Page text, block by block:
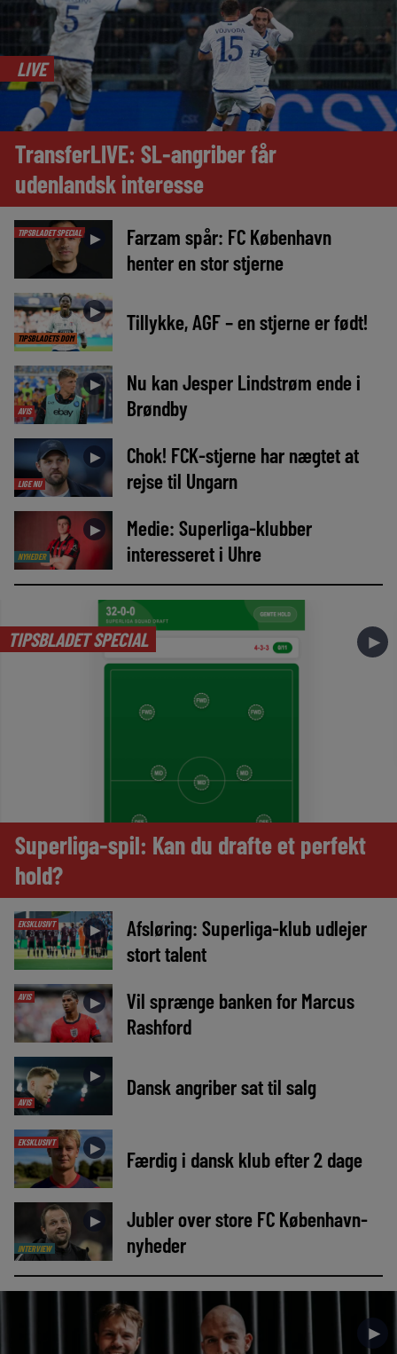
LIVE
TransferLIVE: SL-angriber får
udenlandsk interesse
TIPSBLADET SPECIAL ►
Farzam spår: FC København
henter en stor stjerne
TIPSBLADETS DOM
► Tillykke, AGF – en stjerne er født!
AVIS
►
Nu kan Jesper Lindstrøm ende i
Brøndby
LIGE NU
►
Chok! FCK-stjerne har nægtet at
rejse til Ungarn
NYHEDER
►
Medie: Superliga-klubber
interesseret i Uhre
TIPSBLADET SPECIAL ►
Superliga-spil: Kan du drafte et perfekt
hold?
EKSKLUSIVT ►
Afsløring: Superliga-klub udlejer
stort talent
AVIS ►
Vil sprænge banken for Marcus
Rashford
AVIS
► Dansk angriber sat til salg
EKSKLUSIVT ► Færdig i dansk klub efter 2 dage
INTERVIEW
►
Jubler over store FC København-
nyheder
►